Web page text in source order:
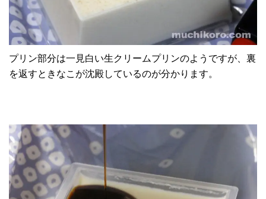
プリン部分は一見白い生クリームプリンのようですが、裏
を返すときなこが沈殿しているのが分かります。